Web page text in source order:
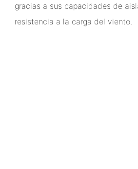
gracias a sus capacidades de
resistencia a la carga del viento.